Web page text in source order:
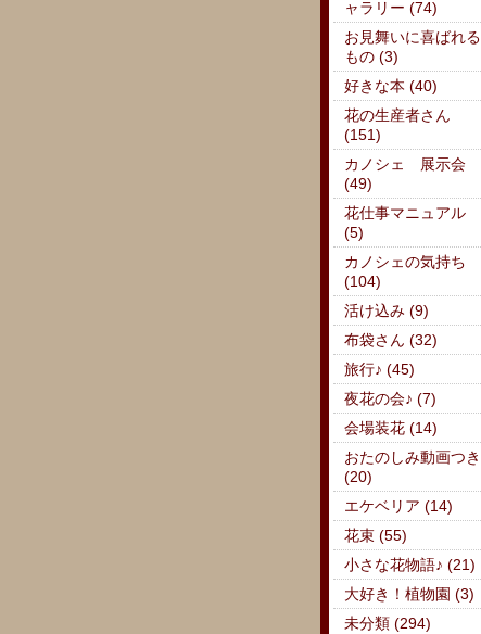
ャラリー (74)
お見舞いに喜ばれる
もの (3)
好きな本 (40)
花の生産者さん
(151)
カノシェ 展示会
(49)
花仕事マニュアル
(5)
カノシェの気持ち
(104)
活け込み (9)
布袋さん (32)
旅行♪ (45)
夜花の会♪ (7)
会場装花 (14)
おたのしみ動画つき
(20)
エケベリア (14)
花束 (55)
小さな花物語♪ (21)
大好き！植物園 (3)
未分類 (294)